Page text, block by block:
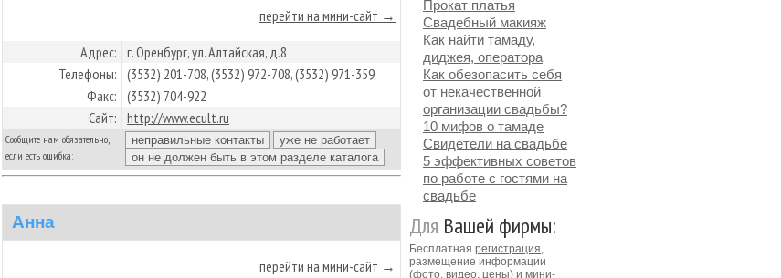
перейти на мини-сайт →
Адрес: г. Оренбург, ул. Алтайская, д.8
Телефоны: (3532) 201-708, (3532) 972-708, (3532) 971-359
Факс: (3532) 704-922
Сайт: http://www.ecult.ru
Сообщите нам обязательно,
если есть ошибка:
Анна
перейти на мини-сайт →
Прокат платья
Свадебный макияж
Как найти тамаду,
диджея, оператора
Как обезопасить себя
от некачественной
организации свадьбы?
10 мифов о тамаде
Свидетели на свадьбе
5 эффективных советов
по работе с гостями на
свадьбе
Для Вашей фирмы:
Бесплатная регистрация,
размещение информации
(фото, видео, цены) и мини-